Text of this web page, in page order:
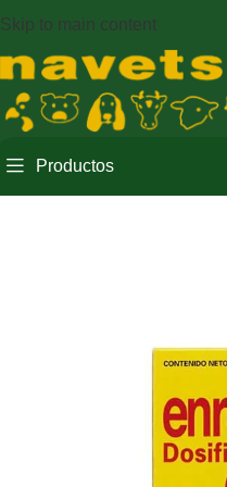
Skip to main content
Productos